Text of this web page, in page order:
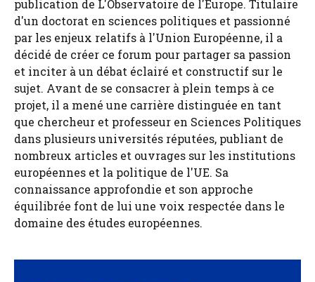
publication de L'Observatoire de l'Europe. Titulaire
d'un doctorat en sciences politiques et passionné
par les enjeux relatifs à l'Union Européenne, il a
décidé de créer ce forum pour partager sa passion
et inciter à un débat éclairé et constructif sur le
sujet. Avant de se consacrer à plein temps à ce
projet, il a mené une carrière distinguée en tant
que chercheur et professeur en Sciences Politiques
dans plusieurs universités réputées, publiant de
nombreux articles et ouvrages sur les institutions
européennes et la politique de l'UE. Sa
connaissance approfondie et son approche
équilibrée font de lui une voix respectée dans le
domaine des études européennes.